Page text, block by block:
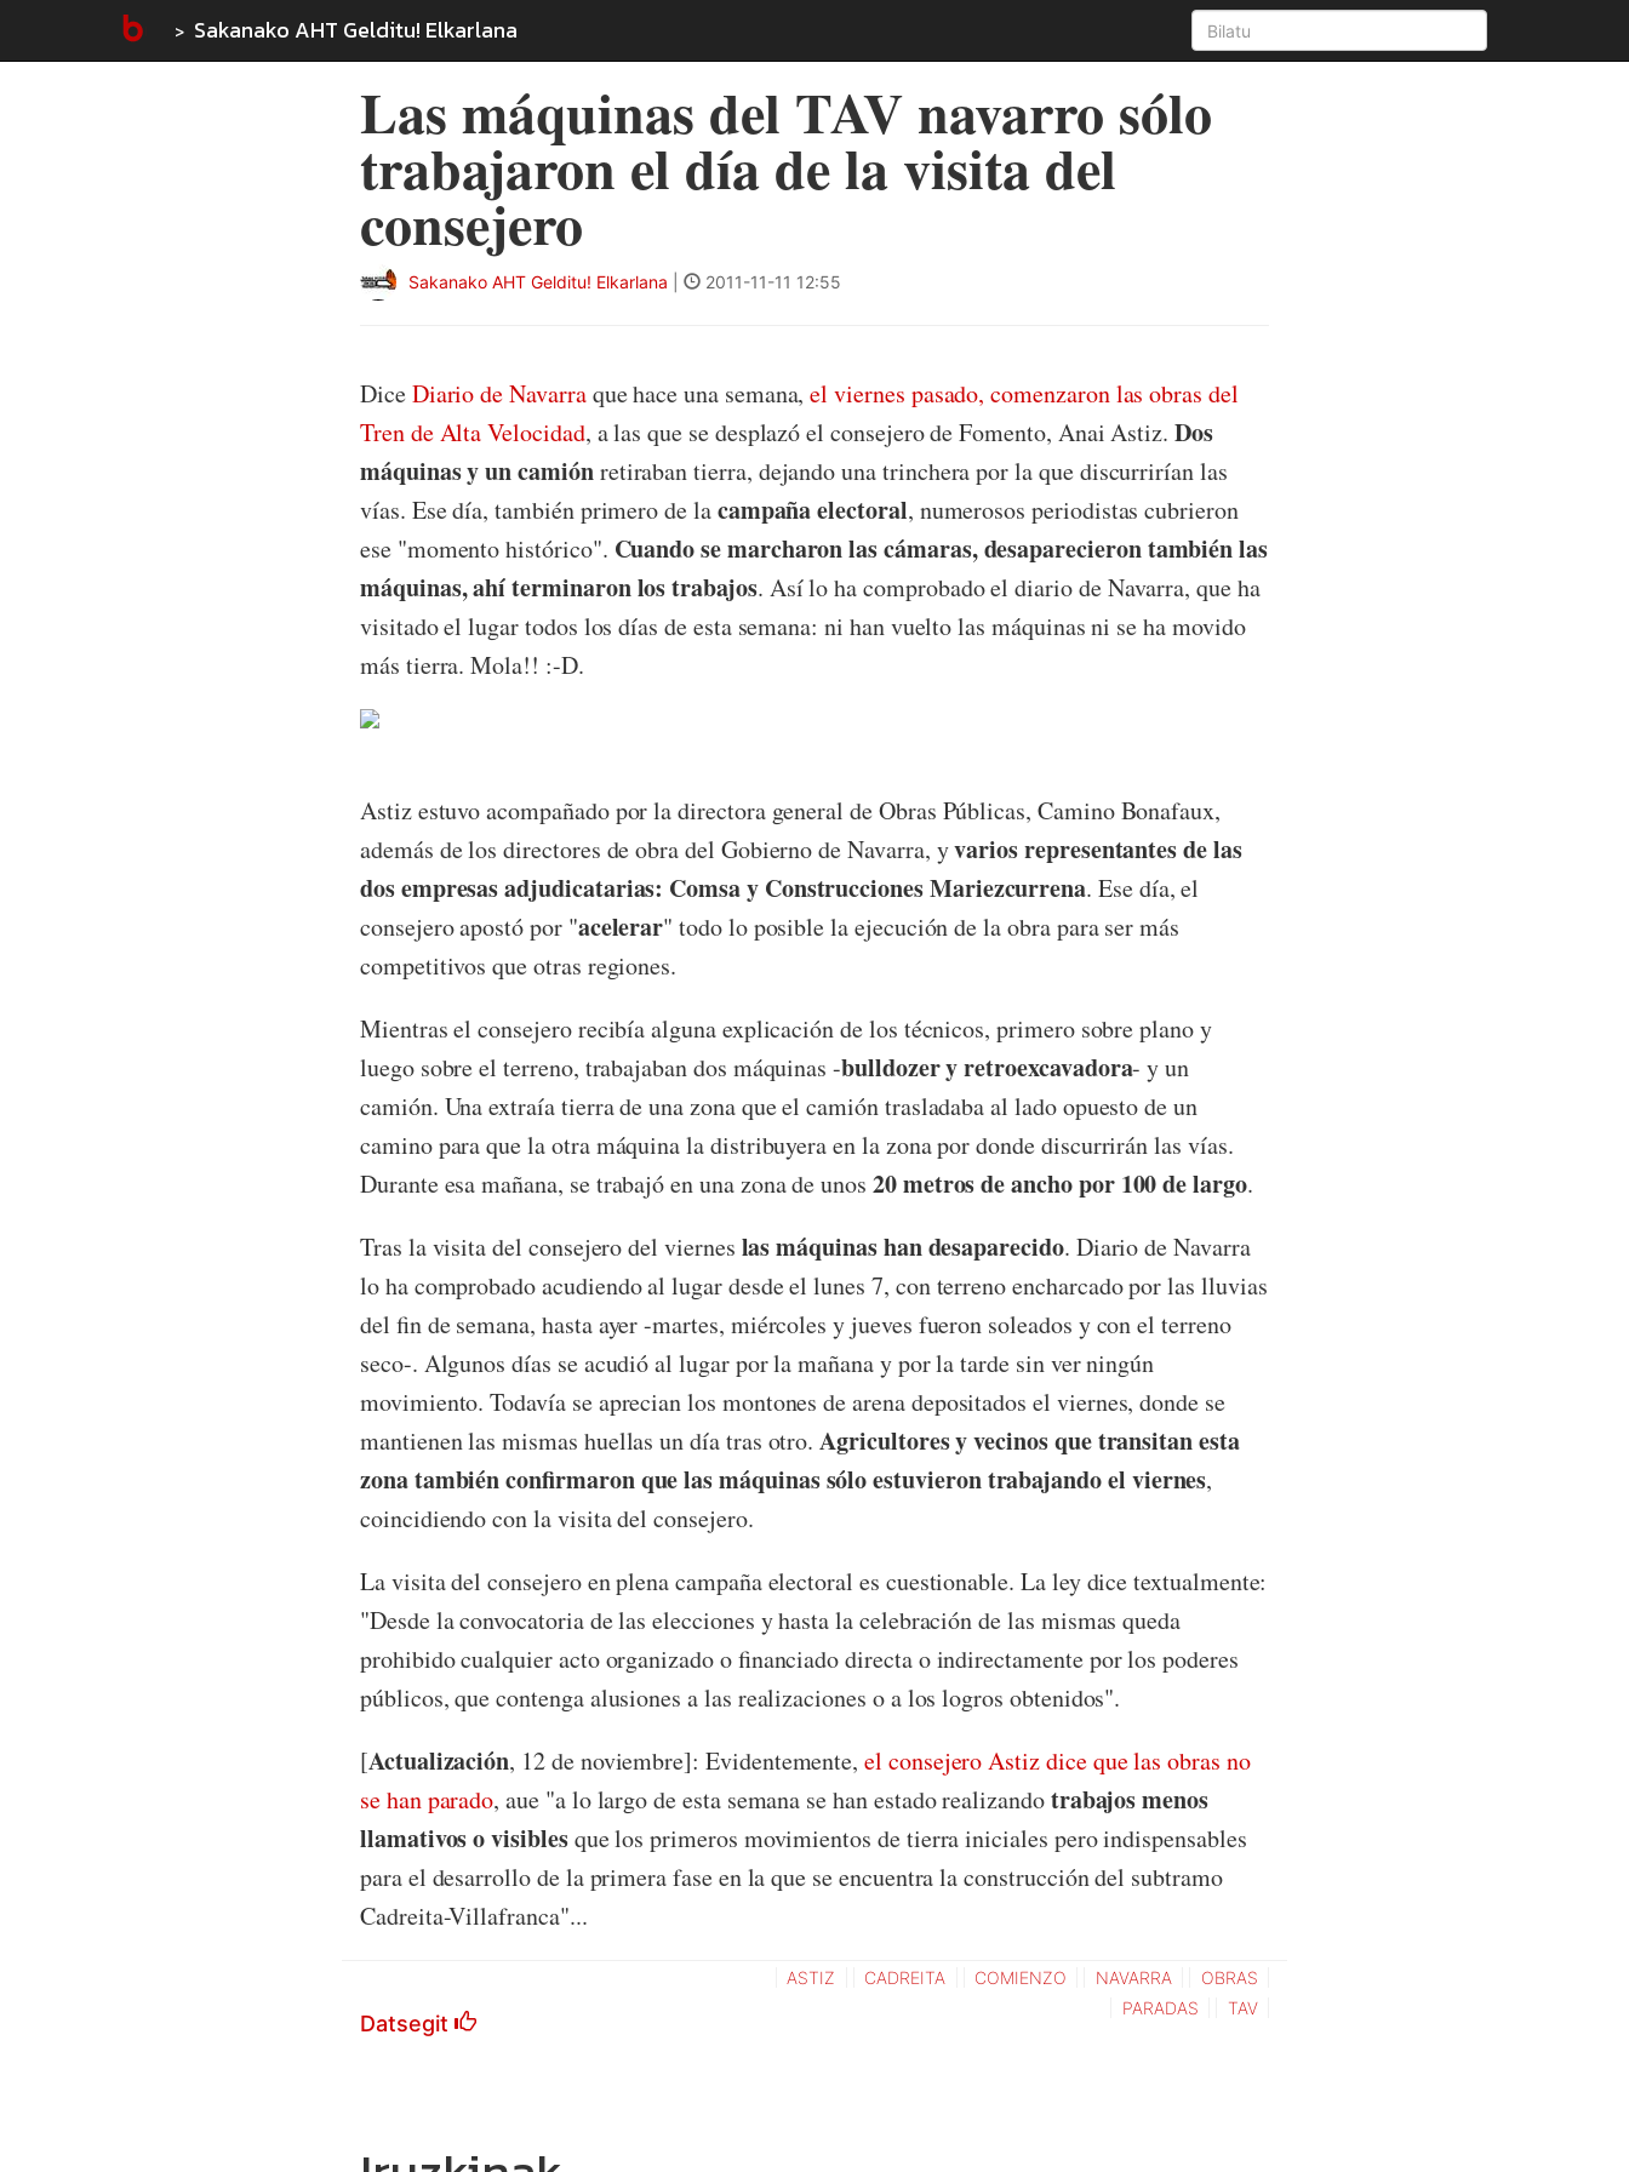
Sakanako AHT Gelditu! Elkarlana
Las máquinas del TAV navarro sólo
trabajaron el día de la visita del
consejero
Sakanako AHT Gelditu! Elkarlana 2011-11-11 12:55
DiceDiario de Navarraque hace una semana,el viernes pasado, comenzaron las obras del
Tren de Alta Velocidad, a las que se desplazó el consejero de Fomento, Anai Astiz.Dos
máquinas y un camiónretiraban tierra, dejando una trinchera por la que discurrirían las
vías. Ese día, también primero de lacampaña electoral, numerosos periodistas cubrieron
ese "momento histórico". Cuando se marcharon las cámaras, desaparecieron también las
máquinas, ahí terminaron los trabajos. Así lo ha comprobado el diario de Navarra, que ha
visitado el lugar todos los días de esta semana: ni han vuelto las máquinas ni se ha movido
más tierra. Mola!! :-D.
Astiz estuvo acompañado por la directora general de Obras Públicas, Camino Bonafaux,
además de los directores de obra del Gobierno de Navarra, yvarios representantes de las
dos empresas adjudicatarias: Comsa y Construcciones Mariezcurrena. Ese día, el
consejero apostó por "acelerar" todo lo posible la ejecución de la obra para ser más
competitivos que otras regiones.
Mientras el consejero recibía alguna explicación de los técnicos, primero sobre plano y
luego sobre el terreno, trabajaban dos máquinas -bulldozer y retroexcavadora- y un
camión. Una extraía tierra de una zona que el camión trasladaba al lado opuesto de un
camino para que la otra máquina la distribuyera en la zona por donde discurrirán las vías.
Durante esa mañana, se trabajó en una zona de unos 20 metros de ancho por 100 de largo.
Tras la visita del consejero del viernes las máquinas han desaparecido. Diario de Navarra
lo ha comprobado acudiendo al lugar desde el lunes 7, con terreno encharcado por las lluvias
del fin de semana, hasta ayer -martes, miércoles y jueves fueron soleados y con el terreno
seco-. Algunos días se acudió al lugar por la mañana y por la tarde sin ver ningún
movimiento. Todavía se aprecian los montones de arena depositados el viernes, donde se
mantienen las mismas huellas un día tras otro.Agricultores y vecinos que transitan esta
zona también confirmaron que las máquinas sólo estuvieron trabajando el viernes,
coincidiendo con la visita del consejero.
La visita del consejero en plena campaña electoral es cuestionable. La ley dice textualmente:
"Desde la convocatoria de las elecciones y hasta la celebración de las mismas queda
prohibido cualquier acto organizado o financiado directa o indirectamente por los poderes
públicos, que contenga alusiones a las realizaciones o a los logros obtenidos".
[Actualización, 12 de noviembre]: Evidentemente,el consejero Astiz dice que las obras no
se han parado, aue "a lo largo de esta semana se han estado realizandotrabajos menos
llamativos o visiblesque los primeros movimientos de tierra iniciales pero indispensables
para el desarrollo de la primera fase en la que se encuentra la construcción del subtramo
Cadreita-Villafranca"...
Datsegit
ASTIZ CADREITA COMIENZO NAVARRA
OBRAS
PARADAS
TAV